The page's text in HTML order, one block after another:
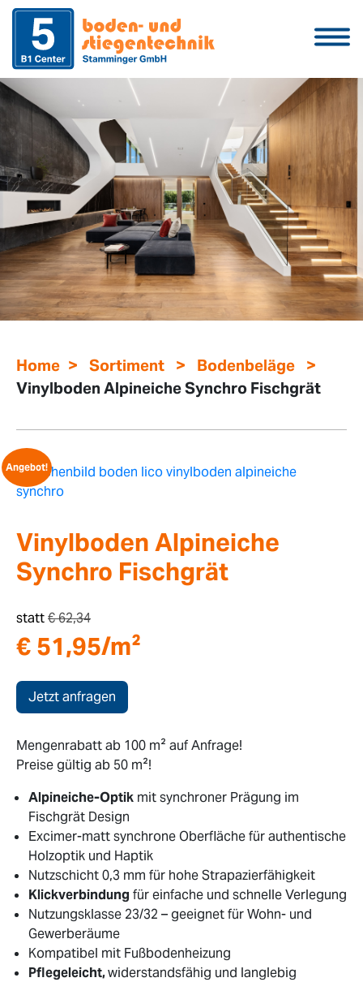
Home > Sortiment > Bodenbeläge >
Vinylboden Alpineiche Synchro Fischgrät
Angebot!
Vinylboden Alpineiche
Synchro Fischgrät
statt€62,34
€ 51,95/m²
Jetzt anfragen
Mengenrabatt ab 100 m² auf Anfrage!
Preise gültig ab 50 m²!
Alpineiche-Optik mit synchroner Prägung im
Fischgrät Design
Excimer-matt synchrone Oberfläche für authentische
Holzoptik und Haptik
Nutzschicht 0,3 mm für hohe Strapazierfähigkeit
Klickverbindung für einfache und schnelle Verlegung
Nutzungsklasse 23/32 – geeignet für Wohn- und
Gewerberäume
Kompatibel mit Fußbodenheizung
Pflegeleicht,widerstandsfähig und langlebig